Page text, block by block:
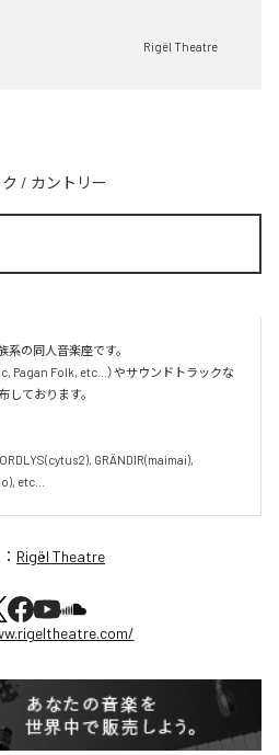
Rigël Theatre
/ カントリー
系の同人音楽座です。
Pagan Folk, etc...）やサウンドトラックな
しております。
GRÄNDIR(maimai),
etc...
Rigël Theatre